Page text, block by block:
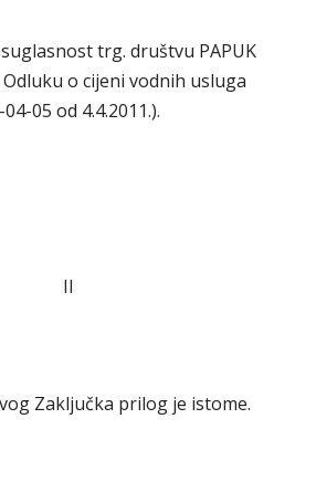
trg. društvu PAPUK
o cijeni vodnih usluga
05 od 4.4.2011.).
II
Zaključka prilog je istome.